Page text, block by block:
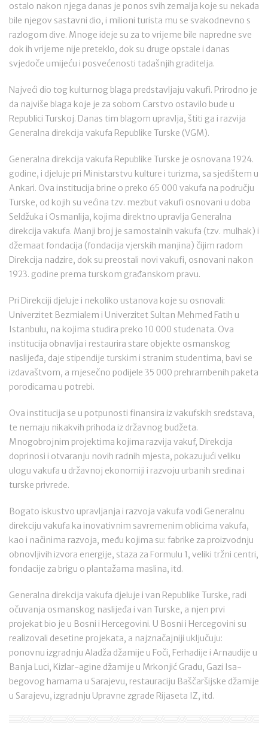
ostalo nakon njega danas je ponos svih zemalja koje su nekada
bile njegov sastavni dio, i milioni turista mu se svakodnevno s
razlogom dive. Mnoge ideje su za to vrijeme bile napredne sve
dok ih vrijeme nije preteklo, dok su druge opstale i danas
svjedoče umijeću i posvećenosti tadašnjih graditelja.
Najveći dio tog kulturnog blaga predstavljaju vakufi. Prirodno je
da najviše blaga koje je za sobom Carstvo ostavilo bude u
Republici Turskoj. Danas tim blagom upravlja, štiti ga i razvija
Generalna direkcija vakufa Republike Turske (VGM).
Generalna direkcija vakufa Republike Turske je osnovana 1924.
godine, i djeluje pri Ministarstvu kulture i turizma, sa sjedištem u
Ankari. Ova institucija brine o preko 65 000 vakufa na području
Turske, od kojih su većina tzv. mezbut vakufi osnovani u doba
Seldžuka i Osmanlija, kojima direktno upravlja Generalna
direkcija vakufa. Manji broj je samostalnih vakufa (tzv. mulhak) i
džemaat fondacija (fondacija vjerskih manjina) čijim radom
Direkcija nadzire, dok su preostali novi vakufi, osnovani nakon
1923. godine prema turskom građanskom pravu.
Pri Direkciji djeluje i nekoliko ustanova koje su osnovali:
Univerzitet Bezmialem i Univerzitet Sultan Mehmed Fatih u
Istanbulu, na kojima studira preko 10 000 studenata. Ova
institucija obnavlja i restaurira stare objekte osmanskog
naslijeđa, daje stipendije turskim i stranim studentima, bavi se
izdavaštvom, a mjesečno podijele 35 000 prehrambenih paketa
porodicama u potrebi.
Ova institucija se u potpunosti finansira iz vakufskih sredstava,
te nemaju nikakvih prihoda iz državnog budžeta.
Mnogobrojnim projektima kojima razvija vakuf, Direkcija
doprinosi i otvaranju novih radnih mjesta, pokazujući veliku
ulogu vakufa u državnoj ekonomiji i razvoju urbanih sredina i
turske privrede.
Bogato iskustvo upravljanja i razvoja vakufa vodi Generalnu
direkciju vakufa ka inovativnim savremenim oblicima vakufa,
kao i načinima razvoja, među kojima su: fabrike za proizvodnju
obnovljivih izvora energije, staza za Formulu 1, veliki tržni centri,
fondacije za brigu o plantažama maslina, itd.
Generalna direkcija vakufa djeluje i van Republike Turske, radi
očuvanja osmanskog naslijeđa i van Turske, a njen prvi
projekat bio je u Bosni i Hercegovini. U Bosni i Hercegovini su
realizovali desetine projekata, a najznačajniji uključuju:
ponovnu izgradnju Aladža džamije u Foči, Ferhadije i Arnaudije u
Banja Luci, Kizlar-agine džamije u Mrkonjić Gradu, Gazi Isa-
begovog hamama u Sarajevu, restauraciju Baščaršijske džamije
u Sarajevu, izgradnju Upravne zgrade Rijaseta IZ, itd.